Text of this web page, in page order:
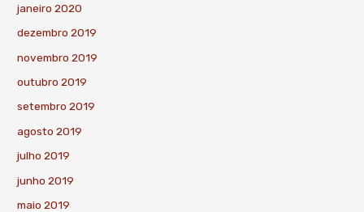
janeiro 2020
dezembro 2019
novembro 2019
outubro 2019
setembro 2019
agosto 2019
julho 2019
junho 2019
maio 2019